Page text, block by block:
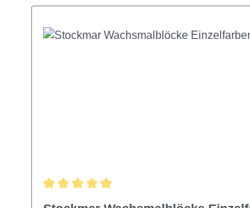
Durchschnittliche Bewertung von 4.97 von